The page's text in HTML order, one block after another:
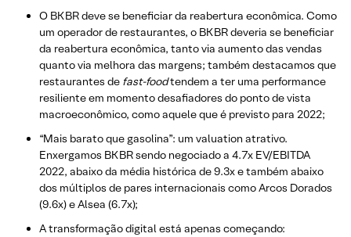
O BKBR deve se beneficiar da reabertura econômica. Como
um operador de restaurantes, o BKBR deveria se beneficiar
da reabertura econômica, tanto via aumento das vendas
quanto via melhora das margens; também destacamos que
restaurantes de fast-foodtendem a ter uma performance
resiliente em momento desafiadores do ponto de vista
macroeconômico, como aquele que é previsto para 2022;
“Mais barato que gasolina”: um valuation atrativo.
Enxergamos BKBR sendo negociado a 4.7x EV/EBITDA
2022, abaixo da média histórica de 9.3x e também abaixo
dos múltiplos de pares internacionais como Arcos Dorados
(9.6x) e Alsea (6.7x);
A transformação digital está apenas começando: